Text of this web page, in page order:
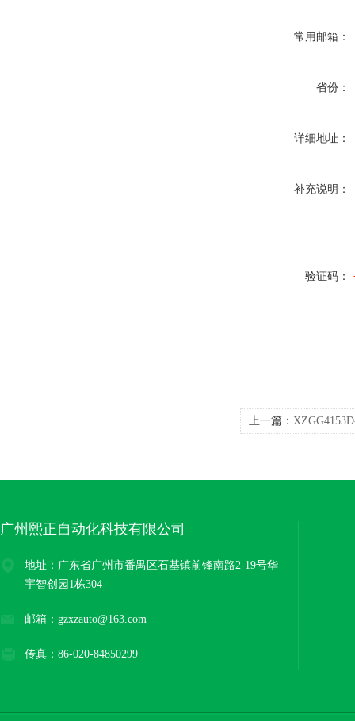
常用邮箱：
省份：
详细地址：
补充说明：
验证码：
上一篇：
广州熙正自动化科技有限公司
地址：广东省广州市番禺区石基镇前锋南路2-19号华
宇智创园1栋304
邮箱：gzxzauto@163.com
传真：86-020-84850299